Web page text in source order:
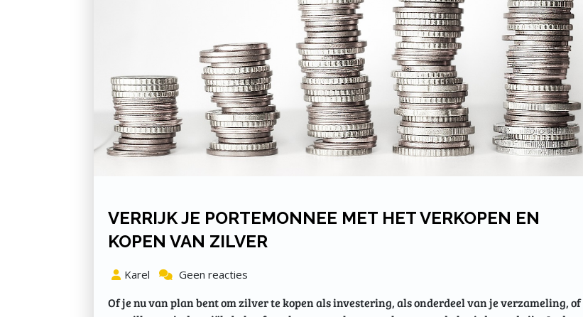
VERRIJK JE PORTEMONNEE MET HET VERKOPEN EN
KOPEN VAN ZILVER
Karel Geen reacties
Of je nu van plan bent om zilver te kopen als investering, als onderdeel van je verzameling, of